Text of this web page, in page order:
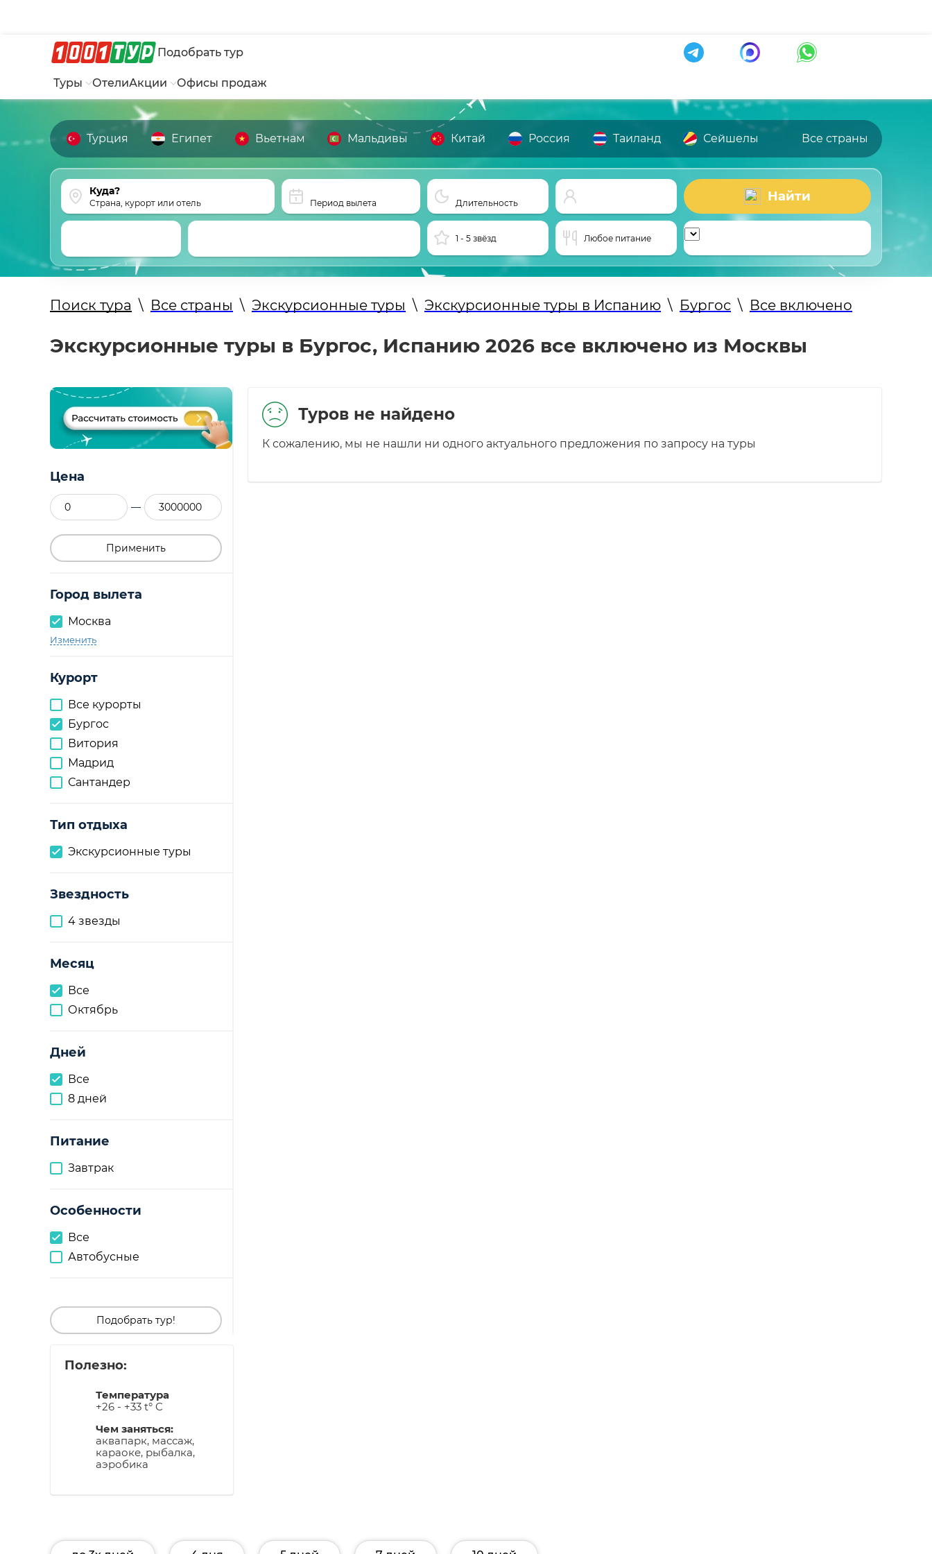
Подобрать тур
Туры ОтелиАкции Офисы продаж
Турция Египет Вьетнам Мальдивы Китай Россия Таиланд Сейшелы Все страны
Страна, курорт или отель Период вылета Длительность Найти
1 - 5 звёзд Любое питание
Поиск тура \ Все страны \ Экскурсионные туры \ Экскурсионные туры в Испанию \ Бургос \ Все включено
Экскурсионные туры в Бургос, Испанию 2026 все включено из Москвы
Цена
—
Применить
Город вылета
Москва
Изменить
Курорт
Все курорты
Бургос
Витория
Мадрид
Сантандер
Тип отдыха
Экскурсионные туры
Звездность
4 звезды
Месяц
Все
Октябрь
Дней
Все
8 дней
Питание
Завтрак
Особенности
Все
Автобусные
Подобрать тур!
Полезно:
Температура
+26 - +33 t° C
Чем заняться:
аквапарк, массаж,
караоке, рыбалка,
аэробика
Туров не найдено
К сожалению, мы не нашли ни одного актуального предложения по запросу на туры